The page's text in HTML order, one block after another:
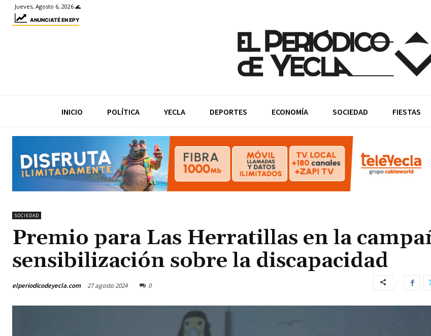
Jueves, Agosto 6, 2026 🌊
ANUNCIATÉ EN EPY
INICIO POLÍTICA YECLA DEPORTES ECONOMÍA SOCIEDAD FIESTAS
SOCIEDAD
Premio para Las Herratillas en la
sensibilización sobre la discapacidad
elperiodicodeyecla.com 27 agosto 2024 0